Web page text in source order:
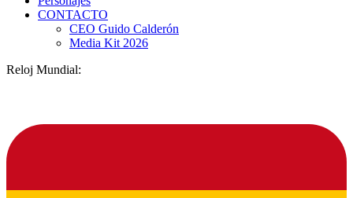
CONTACTO
CEO Guido Calderón
Media Kit 2026
Reloj Mundial: